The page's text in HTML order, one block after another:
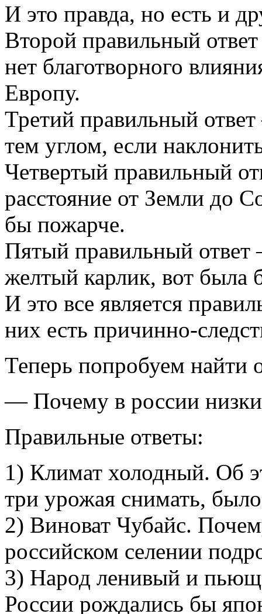
И это правда, но есть и
Второй правильный
нет благотворного
Европу.
Третий правильный
тем углом, если
Четвертый правильный
расстояние от Земли до
бы пожарче.
Пятый правильный
желтый карлик, вот
И это все является
них есть причинно-
Теперь попробуем найти
— Почему в россии
Правильные ответы:
1) Климат холодный. Об
три урожая снимать,
2) Виноват Чубайс.
российском селении
3) Народ ленивый и
России рождались бы